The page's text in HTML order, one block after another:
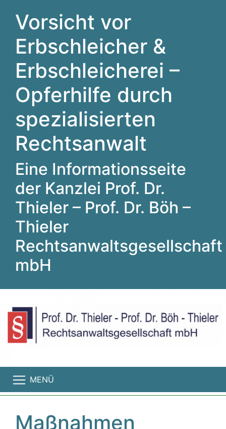
Vorsicht vor
Erbschleicher &
Erbschleicherei –
Opferhilfe durch
spezialisierten
Rechtsanwalt
Eine Informationsseite
der Kanzlei Prof. Dr.
Thieler – Prof. Dr. Böh –
Thieler
Rechtsanwaltsgesellschaft
mbH
MENÜ
Maßnahmen